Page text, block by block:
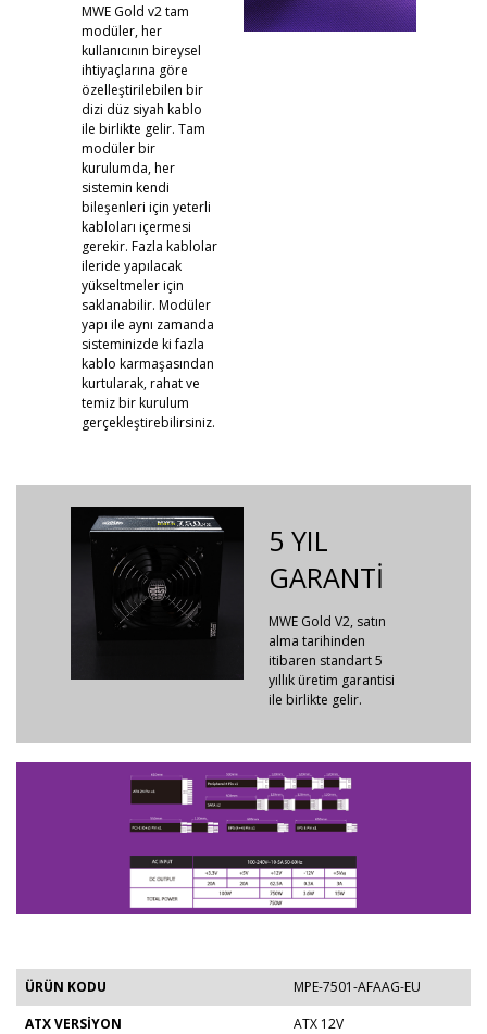
MWE Gold v2 tam
modüler, her
kullanıcının bireysel
ihtiyaçlarına göre
özelleştirilebilen bir
dizi düz siyah kablo
ile birlikte gelir. Tam
modüler bir
kurulumda, her
sistemin kendi
bileşenleri için yeterli
kabloları içermesi
gerekir. Fazla kablolar
ileride yapılacak
yükseltmeler için
saklanabilir. Modüler
yapı ile aynı zamanda
sisteminizde ki fazla
kablo karmaşasından
kurtularak, rahat ve
temiz bir kurulum
gerçekleştirebilirsiniz.
5 YIL
GARANTİ
MWE Gold V2, satın
alma tarihinden
itibaren standart 5
yıllık üretim garantisi
ile birlikte gelir.
ÜRÜN KODU
MPE-7501-AFAAG-EU
ATX VERSİYON
ATX 12V